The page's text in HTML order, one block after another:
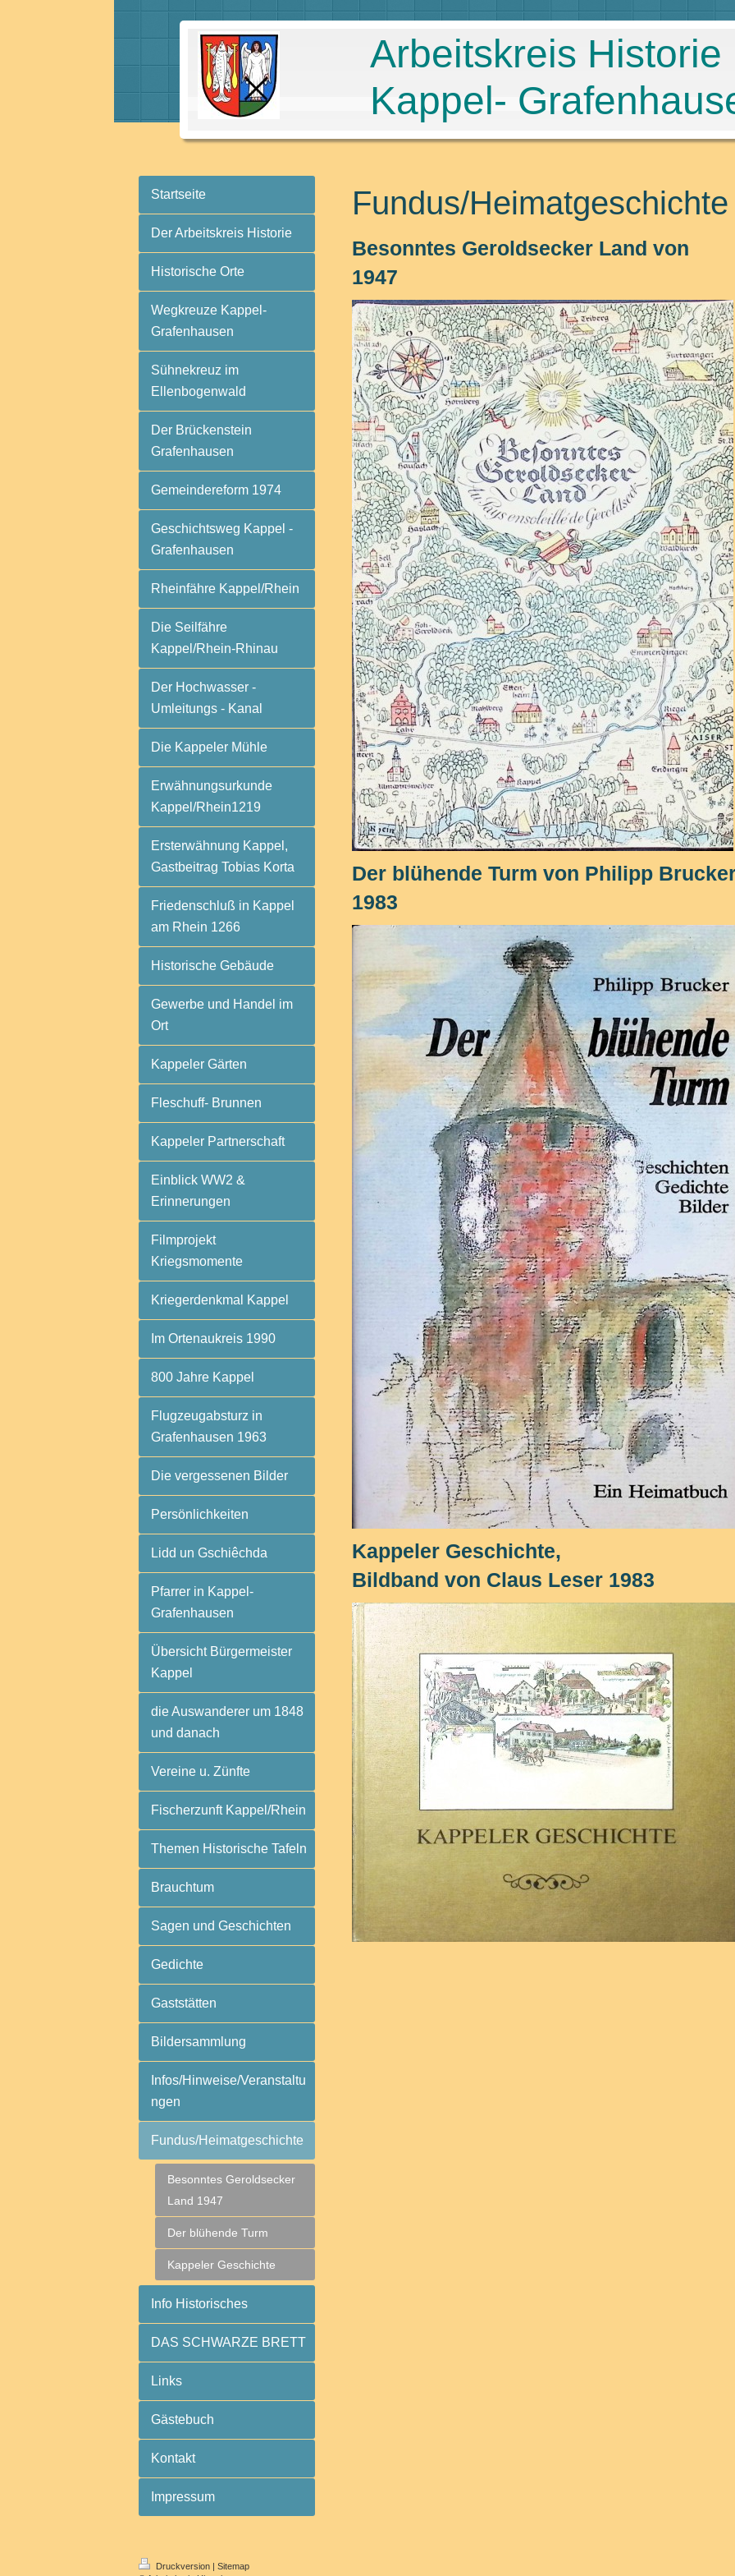
Arbeitskreis Historie
Kappel-
Startseite
Der Arbeitskreis Historie
Historische Orte
Wegkreuze Kappel-
Grafenhausen
Sühnekreuz im
Ellenbogenwald
Der Brückenstein
Grafenhausen
Gemeindereform 1974
Geschichtsweg Kappel -
Grafenhausen
Rheinfähre Kappel/Rhein
Die Seilfähre
Kappel/Rhein-Rhinau
Der Hochwasser -
Umleitungs - Kanal
Die Kappeler Mühle
Erwähnungsurkunde
Kappel/Rhein1219
Ersterwähnung Kappel,
Gastbeitrag Tobias Korta
Friedenschluß in Kappel
am Rhein 1266
Historische Gebäude
Gewerbe und Handel im
Ort
Kappeler Gärten
Fleschuff- Brunnen
Kappeler Partnerschaft
Einblick WW2 &
Erinnerungen
Filmprojekt
Kriegsmomente
Kriegerdenkmal Kappel
Im Ortenaukreis 1990
800 Jahre Kappel
Flugzeugabsturz in
Grafenhausen 1963
Die vergessenen Bilder
Persönlichkeiten
Lidd un Gschiêchda
Pfarrer in Kappel-
Grafenhausen
Übersicht Bürgermeister
Kappel
die Auswanderer um 1848
und danach
Vereine u. Zünfte
Fischerzunft Kappel/Rhein
Themen Historische Tafeln
Brauchtum
Sagen und Geschichten
Gedichte
Gaststätten
Bildersammlung
Infos/Hinweise/Veranstaltu
ngen
Fundus/Heimatgeschichte
Besonntes Geroldsecker
Land 1947
Der blühende Turm
Kappeler Geschichte
Info Historisches
DAS SCHWARZE BRETT
Links
Gästebuch
Kontakt
Impressum
Fundus/Heimatgeschichte
Besonntes Geroldsecker Land von
1947
Der blühende Turm von Philipp
1983
Kappeler Geschichte,
Bildband von Claus Leser 1983
Druckversion | Sitemap